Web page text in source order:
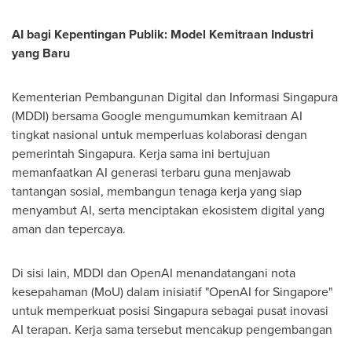
AI bagi Kepentingan Publik: Model Kemitraan Industri
yang Baru
Kementerian Pembangunan Digital dan Informasi Singapura
(MDDI) bersama Google mengumumkan kemitraan AI
tingkat nasional untuk memperluas kolaborasi dengan
pemerintah Singapura. Kerja sama ini bertujuan
memanfaatkan AI generasi terbaru guna menjawab
tantangan sosial, membangun tenaga kerja yang siap
menyambut AI, serta menciptakan ekosistem digital yang
aman dan tepercaya.
Di sisi lain, MDDI dan OpenAI menandatangani nota
kesepahaman (MoU) dalam inisiatif "OpenAI for Singapore"
untuk memperkuat posisi Singapura sebagai pusat inovasi
AI terapan. Kerja sama tersebut mencakup pengembangan